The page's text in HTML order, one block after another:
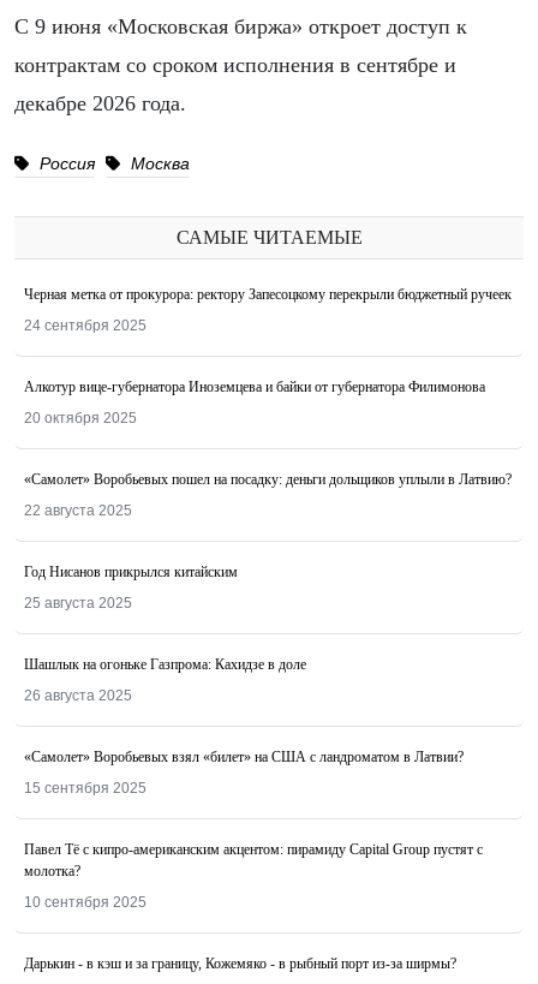
С 9 июня «Московская биржа» откроет доступ к
контрактам со сроком исполнения в сентябре и
декабре 2026 года.
Россия Москва
САМЫЕ ЧИТАЕМЫЕ
Черная метка от прокурора: ректору Запесоцкому перекрыли бюджетный ручеек
24 сентября 2025
Алкотур вице-губернатора Иноземцева и байки от губернатора Филимонова
20 октября 2025
«Самолет» Воробьевых пошел на посадку: деньги дольщиков уплыли в Латвию?
22 августа 2025
Год Нисанов прикрылся китайским
25 августа 2025
Шашлык на огоньке Газпрома: Кахидзе в доле
26 августа 2025
«Самолет» Воробьевых взял «билет» на США с ландроматом в Латвии?
15 сентября 2025
Павел Тё с кипро-американским акцентом: пирамиду Capital Group пустят с
молотка?
10 сентября 2025
Дарькин - в кэш и за границу, Кожемяко - в рыбный порт из-за ширмы?